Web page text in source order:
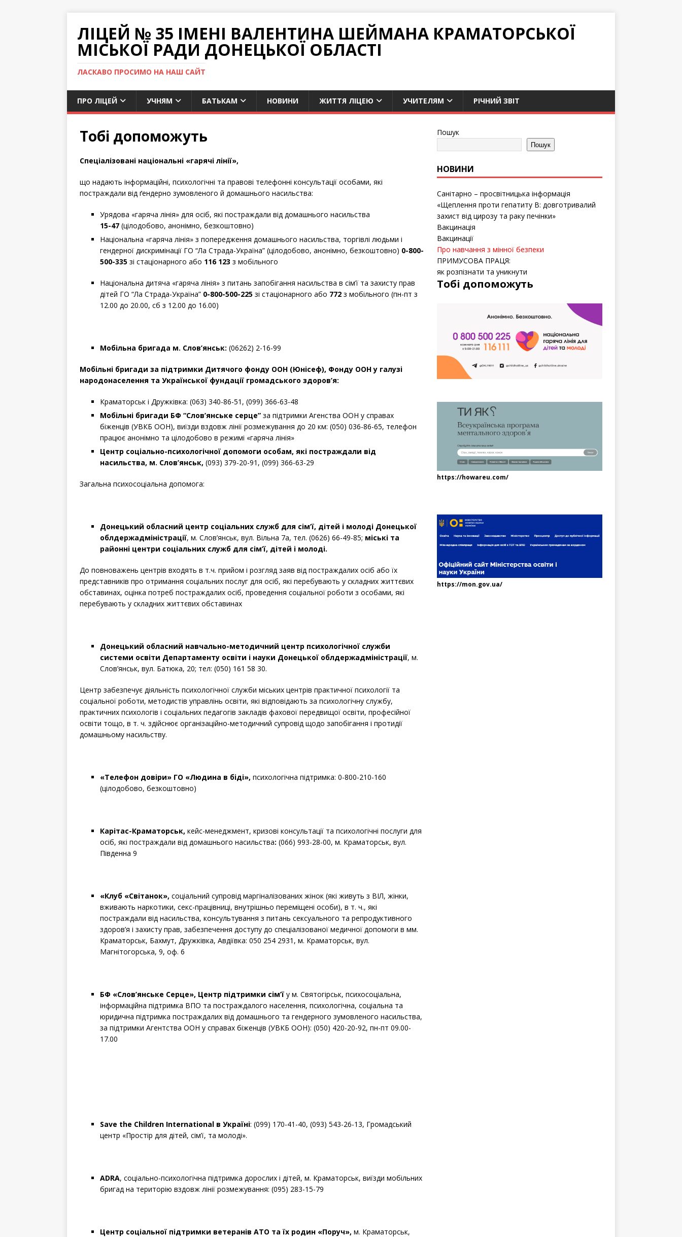
ЛІЦЕЙ № 35 ІМЕНІ ВАЛЕНТИНА ШЕЙМАНА КРАМАТОРСЬКОЇ
МІСЬКОЇ РАДИ ДОНЕЦЬКОЇ ОБЛАСТІ
ЛАСКАВО ПРОСИМО НА НАШ САЙТ
ПРО ЛІЦЕЙ УЧНЯМ БАТЬКАМ НОВИНИ ЖИТТЯ ЛІЦЕЮ УЧИТЕЛЯМ РІЧНИЙ ЗВІТ
Тобі допоможуть
Спеціалізовані національні «гарячі лінії»,
що надають інформаційні, психологічні та правові телефонні консультації особами, які
постраждали від ґендерно зумовленого й домашнього насильства:
Урядова «гаряча лінія» для осіб, які постраждали від домашнього насильства
15-47 (цілодобово, анонімно, безкоштовно)
Національна «гаряча лінія» з попередження домашнього насильства, торгівлі людьми і
гендерної дискримінації ГО “Ла Страда-Україна” (цілодобово, анонімно, безкоштовно) 0-800-
500-335 зі стаціонарного або 116 123 з мобільного
Національна дитяча «гаряча лінія» з питань запобігання насильства в сім’ї та захисту прав
дітей ГО “Ла Страда-Україна” 0-800-500-225 зі стаціонарного або 772 з мобільного (пн-пт з
12.00 до 20.00, сб з 12.00 до 16.00)
Мобільна бригада м. Слов’янськ: (06262) 2-16-99
Мобільні бригади за підтримки Дитячого фонду ООН (Юнісеф), Фонду ООН у галузі
народонаселення та Української фундації громадського здоров’я:
Краматорськ і Дружківка: (063) 340-86-51, (099) 366-63-48
Мобільні бригади БФ “Слов’янське серце” за підтримки Агенства ООН у справах
біженців (УВКБ ООН), виїзди вздовж лінії розмежування до 20 км: (050) 036-86-65, телефон
працює анонімно та цілодобово в режимі «гаряча лінія»
Центр соціально-психологічної допомоги особам, які постраждали від
насильства, м. Слов’янськ, (093) 379-20-91, (099) 366-63-29
Загальна психосоціальна допомога:
Донецький обласний центр соціальних служб для сім’ї, дітей і молоді Донецької
облдержадміністрації, м. Слов’янськ, вул. Вільна 7а, тел. (0626) 66-49-85; міські та
районні центри соціальних служб для сім’ї, дітей і молоді.
До повноважень центрів входять в т.ч. прийом і розгляд заяв від постраждалих осіб або їх
представників про отримання соціальних послуг для осіб, які перебувають у складних життєвих
обставинах, оцінка потреб постраждалих осіб, проведення соціальної роботи з особами, які
перебувають у складних життєвих обставинах
Донецький обласний навчально-методичний центр психологічної служби
системи освіти Департаменту освіти і науки Донецької облдержадміністрації, м.
Слов’янськ, вул. Батюка, 20; тел: (050) 161 58 30.
Центр забезпечує діяльність психологічної служби міських центрів практичної психології та
соціальної роботи, методистів управлінь освіти, які відповідають за психологічну службу,
практичних психологів і соціальних педагогів закладів фахової передвищої освіти, професійної
освіти тощо, в т. ч. здійснює організаційно-методичний супровід щодо запобігання і протидії
домашньому насильству.
«Телефон довіри» ГО «Людина в біді», психологічна підтримка: 0-800-210-160
(цілодобово, безкоштовно)
Карітас-Краматорськ, кейс-менеджмент, кризові консультації та психологічні послуги для
осіб, які постраждали від домашнього насильства: (066) 993-28-00, м. Краматорськ, вул.
Південна 9
«Клуб «Світанок», соціальний супровід маргіналізованих жінок (які живуть з ВІЛ, жінки,
вживають наркотики, секс-працівниці, внутрішньо переміщені особи), в т. ч., які
постраждали від насильства, консультування з питань сексуального та репродуктивного
здоров’я і захисту прав, забезпечення доступу до спеціалізованої медичної допомоги в мм.
Краматорськ, Бахмут, Дружківка, Авдіївка: 050 254 2931, м. Краматорськ, вул.
Магнітогорська, 9, оф. 6
БФ «Слов’янське Серце», Центр підтримки сім’ї у м. Святогірськ, психосоціальна,
інформаційна підтримка ВПО та постраждалого населення, психологічна, соціальна та
юридична підтримка постраждалих від домашнього та гендерного зумовленого насильства,
за підтримки Агентства ООН у справах біженців (УВКБ ООН): (050) 420-20-92, пн-пт 09.00-
17.00
Save the Children International в Україні: (099) 170-41-40, (093) 543-26-13, Громадський
центр «Простір для дітей, сім’ї, та молоді».
ADRA, соціально-психологічна підтримка дорослих і дітей, м. Краматорськ, виїзди мобільних
бригад на територію вздовж лінії розмежування: (095) 283-15-79
Центр соціальної підтримки ветеранів АТО та їх родин «Поруч», м. Краматорськ,
Пошук
Пошук
НОВИНИ
Санітарно – просвітницька інформація
«Щеплення проти гепатиту B: довготривалий
захист від цирозу та раку печінки»
Вакцинація
Вакцинації
Про навчання з мінної безпеки
ПРИМУСОВА ПРАЦЯ:
як розпізнати та уникнути
Тобі допоможуть
https://howareu.com/
https://mon.gov.ua/